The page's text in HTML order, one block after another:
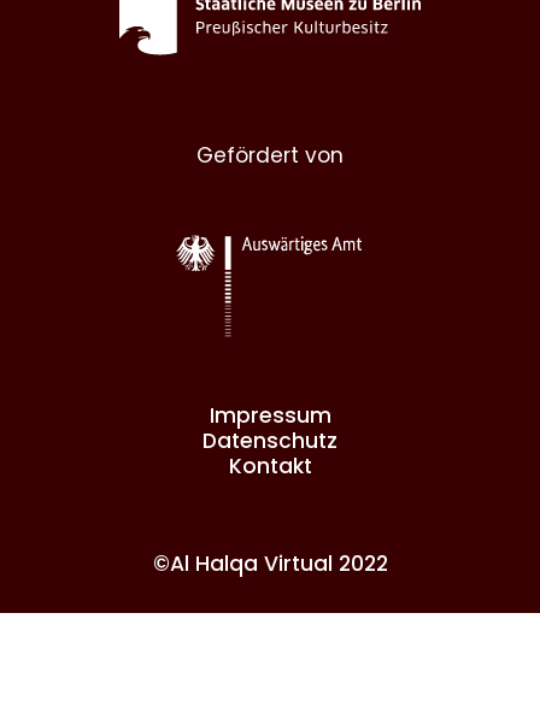
Gefördert von
Impressum
Datenschutz
Kontakt
©Al Halqa Virtual 2022